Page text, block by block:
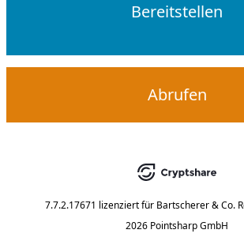
Bereitstellen
Abrufen
7.7.2.17671 lizenziert für Bartscherer & Co.
2026 Pointsharp GmbH